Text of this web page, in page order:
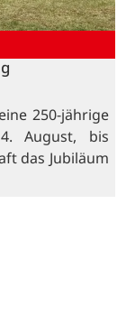
250-jährige
August, bis
das Jubiläum